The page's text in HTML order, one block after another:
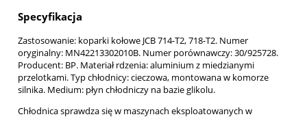
Specyfikacja
Zastosowanie: koparki kołowe JCB 714-T2, 718-T2. Numer
oryginalny: MN42213302010B. Numer porównawczy: 30/925728.
Producent: BP. Materiał rdzenia: aluminium z miedzianymi
przelotkami. Typ chłodnicy: cieczowa, montowana w komorze
silnika. Medium: płyn chłodniczy na bazie glikolu.
Chłodnica sprawdza się w maszynach eksploatowanych w